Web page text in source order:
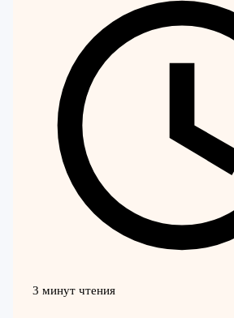
3 минут чтения